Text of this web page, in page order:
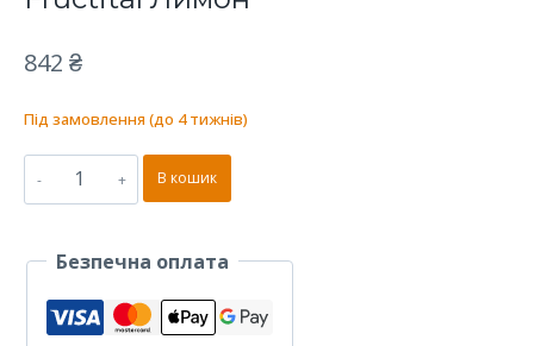
842 ₴
Під замовлення (до 4 тижнів)
Суміш
для
твердого
Fructital
В кошик
Безпечна оплата